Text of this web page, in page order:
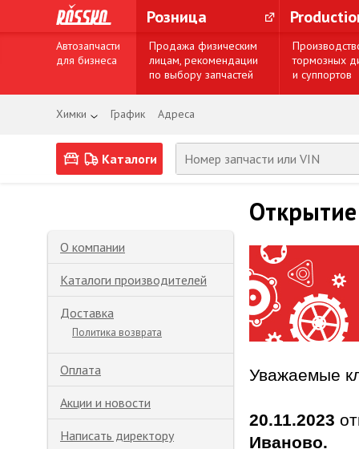
Розница
Автозапчасти
для бизнеса
Продажа физическим
лицам, рекомендации
по выбору запчастей
тормозных
и суппортов
Химки График Адреса
Каталоги
О компании
Каталоги производителей
Доставка
Политика возврата
Оплата
Акции и новости
Написать директору
Уважаемые
20.11.2023
Иваново.